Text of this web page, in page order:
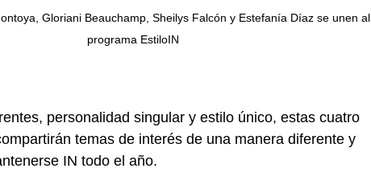
Gloriani Beauchamp, Sheilys Falcón y Estefanía Díaz se unen al
programa EstiloIN
personalidad singular y estilo único, estas cuatro
temas de interés de una manera diferente y
IN todo el año.